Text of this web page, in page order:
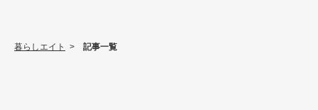
暮らしエイト > 記事一覧